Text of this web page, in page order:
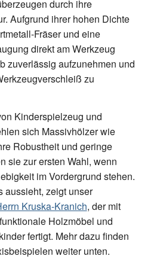
durch ihre
Aufgrund ihrer hohen Dichte
Fräser und eine
direkt am Werkzeug
zuverlässig aufzunehmen und
zu
Kinderspielzeug und
sich Massivhölzer wie
Robustheit und geringe
sie zur ersten Wahl, wenn
im Vordergrund stehen.
aussieht, zeigt unser
Kruska-Kranich, der mit
Holzmöbel und
fertigt. Mehr dazu finden
weiter unten.